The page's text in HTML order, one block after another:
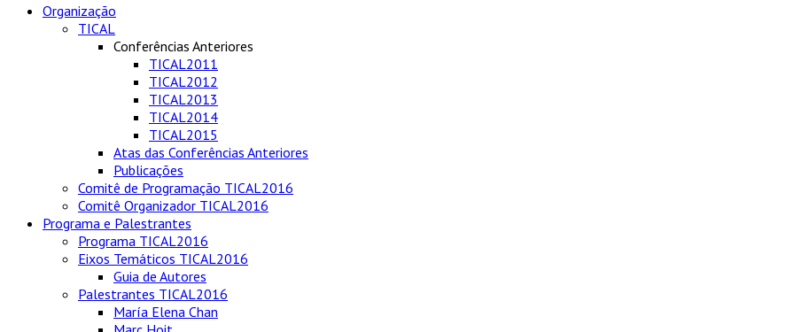
Organização
TICAL
Conferências Anteriores
TICAL2011
TICAL2012
TICAL2013
TICAL2014
TICAL2015
Atas das Conferências Anteriores
Publicações
Comitê de Programação TICAL2016
Comitê Organizador TICAL2016
Programa e Palestrantes
Programa TICAL2016
Eixos Temáticos TICAL2016
Guia de Autores
Palestrantes TICAL2016
María Elena Chan